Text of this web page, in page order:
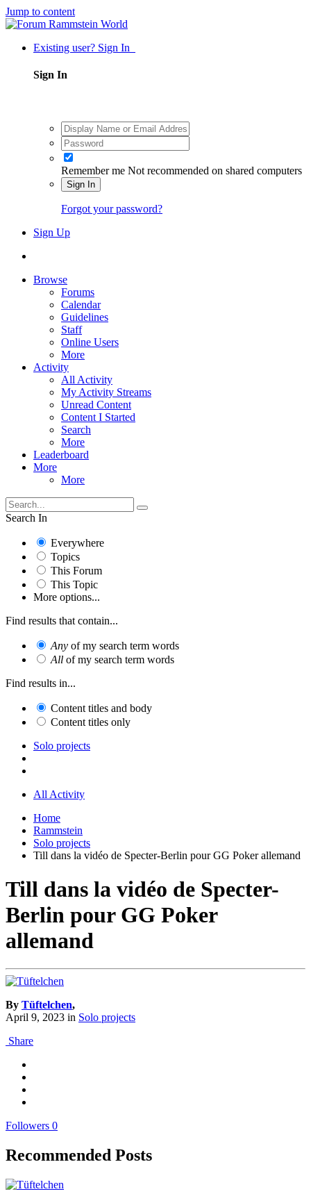
Jump to content
Existing user? Sign In
Sign In
Remember me Not recommended on shared computers
Sign In
Forgot your password?
Sign Up
Browse
Forums
Calendar
Guidelines
Staff
Online Users
More
Activity
All Activity
My Activity Streams
Unread Content
Content I Started
Search
More
Leaderboard
More
More
Search In
Everywhere
Topics
This Forum
This Topic
More options...
Find results that contain...
Any of my search term words
All of my search term words
Find results in...
Content titles and body
Content titles only
Solo projects
All Activity
Home
Rammstein
Solo projects
Till dans la vidéo de Specter-Berlin pour GG Poker allemand
Till dans la vidéo de Specter-
Berlin pour GG Poker
allemand
By Tüftelchen,
April 9, 2023 in Solo projects
Share
Followers 0
Recommended Posts